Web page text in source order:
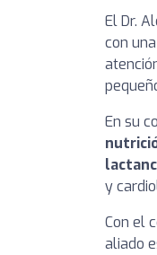
El Dr.
con
En su
y
Con el
aliado